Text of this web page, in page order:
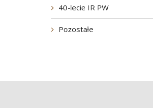
40-lecie IR PW
Pozostałe